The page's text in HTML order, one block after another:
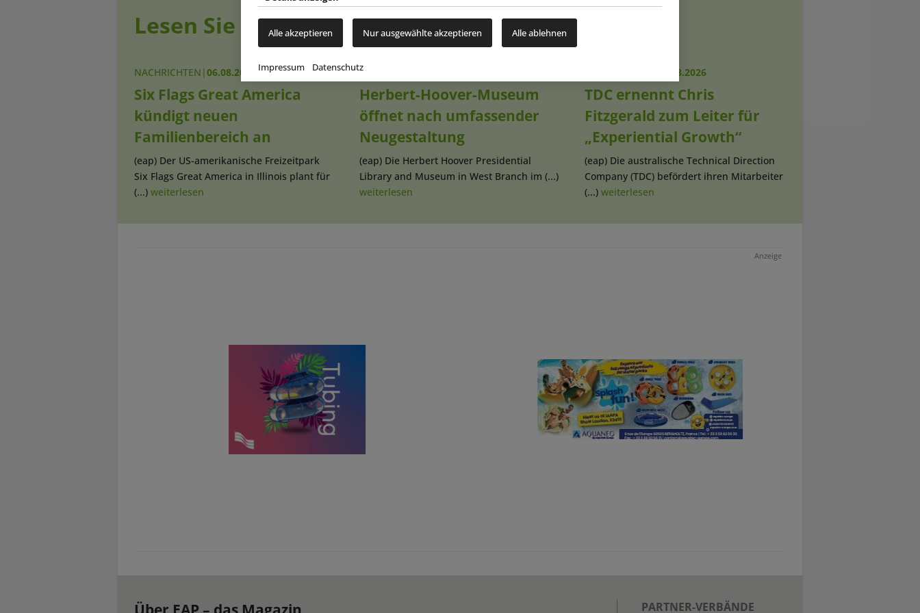
Alle akzeptieren Nur ausgewählte akzeptieren Alle ablehnen
Impressum Datenschutz
Lesen Sie auch
NACHRICHTEN |06.08.2026
Six Flags Great America
kündigt neuen
Familienbereich an
(eap) Der US-amerikanische Freizeitpark
Six Flags Great America in Illinois plant für
(...) weiterlesen
NACHRICHTEN
Herbert-Hoover-Museum
öffnet nach umfassender
Neugestaltung
(eap) Die Herbert Hoover Presidential
Library and Museum in West Branch im (...)
weiterlesen
06.08.2026
TDC ernennt Chris
Fitzgerald zum Leiter für
„Experiential Growth“
(eap) Die australische Technical Direction
Company (TDC) befördert ihren Mitarbeiter
(...) weiterlesen
Anzeige
PARTNER-VERBÄNDE